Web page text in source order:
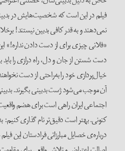
فیلم در این است که شخصیت‌هایش در
نمی‌دهند و به قدر کافی بدبین نیستند!
«فلانی چیزی برای از دست دادن نداره!»
دست شستن از جان و دل، راه درازی را
خیال‌پردازی خود را به‌راحتی از دست
آن موجب می‌شود ژست بدبینی بگیرند.
اجتماعی ایران راهی است برای هضم
کنونی. بهتر است دقیق‌تر نام گذاری کنیم:
درباره‌ی خصایل مبارزاتی فرادستان این